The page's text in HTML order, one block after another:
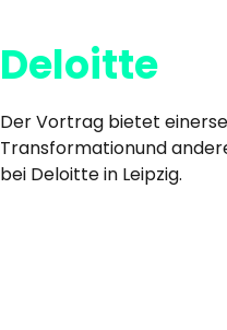
Deloitte
Der Vortrag bietet
Transformationund
bei Deloitte in Leipzig.